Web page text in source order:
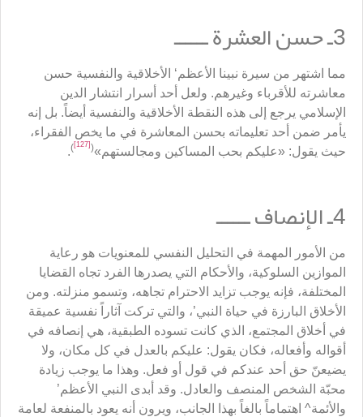
3ـ حسن العشرة ــــــ
مما اشتهر من سيرة نبينا الأعظم‘ الأخلاقية والنفسية حسن
معاشرته للأقرباء وغيرهم. ولعل أحد أسرار انتشار الدين
الإسلامي يرجع إلى هذه النقطة الأخلاقية والنفسية أيضاً. بل إنه
يأمر ضمن أحد تعليماته بحسن المعاشرة في ما يخص الفقراء،
حيث يقول: «عليكم بحب المساكين ومجالستهم»(
[127]
)
.
4ـ الإنصاف ــــــ
من الأمور المهمة في التحليل النفسي للمعنويات هو رعاية
الموازين السلوكية، والأحكام التي يصدرها الفرد تجاه القضايا
المختلفة، فإنه يوجب تزايد الاحترام تجاهه، وتسمو منزلته. ومن
الأخلاق البارزة في حياة النبي’، والتي تركت آثاراً نفسية عميقة
في أخلاق المجتمع، الذي كانت تسوده الطبقية، هي إنصافه في
أقواله وأفعاله، فكان يقول: عليكم بالعدل في كل مكان، ولا
يضيعنّ حق أحد عندكم في قول أو فعل. وهذا ما يوجب زيادة
محبّة الشخص المنصف والعادل. وقد أبدى النبي الأعظم’
والأئمة^ اهتماماً بالغاً بهذا الجانب، ويرون أنه يعود بالمنفعة لعامة